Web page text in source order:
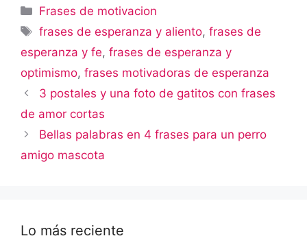
Categorías
Frases de motivacion
Etiquetas
frases de esperanza y aliento,frases de
esperanza y fe, frases de esperanza y
optimismo, frases motivadoras de esperanza
3 postales y una foto de gatitos con frases
de amor cortas
Bellas palabras en 4 frases para un perro
amigo mascota
Lo más reciente